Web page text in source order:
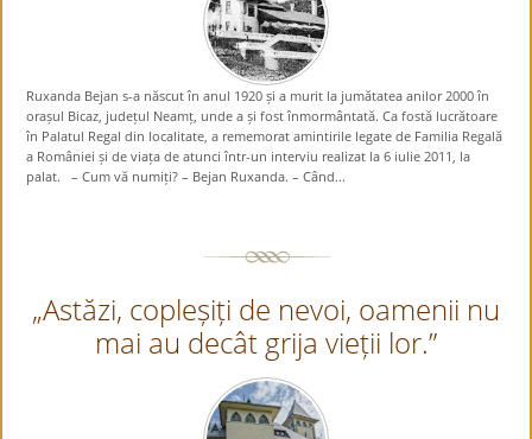
Ruxanda Bejan s-a născut în anul 1920 și a murit la jumătatea anilor 2000 în
orașul Bicaz, județul Neamț, unde a și fost înmormântată. Ca fostă lucrătoare
în Palatul Regal din localitate, a rememorat amintirile legate de Familia Regală
a României și de viața de atunci într-un interviu realizat la 6 iulie 2011, la
palat. – Cum vă numiți? – Bejan Ruxanda. – Când...
„Astăzi, copleșiți de nevoi, oamenii nu
mai au decât grija vieții lor.”